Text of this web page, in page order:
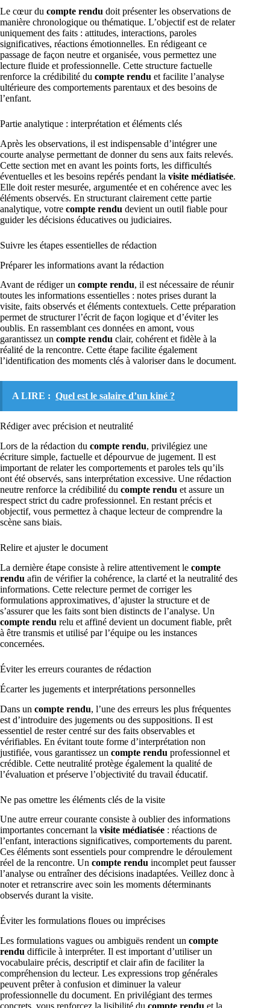
Le cœur du compte rendu doit présenter les observations de
manière chronologique ou thématique. L’objectif est de relater
uniquement des faits : attitudes, interactions, paroles
significatives, réactions émotionnelles. En rédigeant ce
passage de façon neutre et organisée, vous permettez une
lecture fluide et professionnelle. Cette structure factuelle
renforce la crédibilité du compte rendu et facilite l’analyse
ultérieure des comportements parentaux et des besoins de
l’enfant.
Partie analytique : interprétation et éléments clés
Après les observations, il est indispensable d’intégrer une
courte analyse permettant de donner du sens aux faits relevés.
Cette section met en avant les points forts, les difficultés
éventuelles et les besoins repérés pendant la visite médiatisée.
Elle doit rester mesurée, argumentée et en cohérence avec les
éléments observés. En structurant clairement cette partie
analytique, votre compte rendu devient un outil fiable pour
guider les décisions éducatives ou judiciaires.
Suivre les étapes essentielles de rédaction
Préparer les informations avant la rédaction
Avant de rédiger un compte rendu, il est nécessaire de réunir
toutes les informations essentielles : notes prises durant la
visite, faits observés et éléments contextuels. Cette préparation
permet de structurer l’écrit de façon logique et d’éviter les
oublis. En rassemblant ces données en amont, vous
garantissez un compte rendu clair, cohérent et fidèle à la
réalité de la rencontre. Cette étape facilite également
l’identification des moments clés à valoriser dans le document.
A LIRE : Quel est le salaire d’un kiné ?
Rédiger avec précision et neutralité
Lors de la rédaction du compte rendu, privilégiez une
écriture simple, factuelle et dépourvue de jugement. Il est
important de relater les comportements et paroles tels qu’ils
ont été observés, sans interprétation excessive. Une rédaction
neutre renforce la crédibilité du compte rendu et assure un
respect strict du cadre professionnel. En restant précis et
objectif, vous permettez à chaque lecteur de comprendre la
scène sans biais.
Relire et ajuster le document
La dernière étape consiste à relire attentivement le compte
rendu afin de vérifier la cohérence, la clarté et la neutralité des
informations. Cette relecture permet de corriger les
formulations approximatives, d’ajuster la structure et de
s’assurer que les faits sont bien distincts de l’analyse. Un
compte rendu relu et affiné devient un document fiable, prêt
à être transmis et utilisé par l’équipe ou les instances
concernées.
Éviter les erreurs courantes de rédaction
Écarter les jugements et interprétations personnelles
Dans un compte rendu, l’une des erreurs les plus fréquentes
est d’introduire des jugements ou des suppositions. Il est
essentiel de rester centré sur des faits observables et
vérifiables. En évitant toute forme d’interprétation non
justifiée, vous garantissez un compte rendu professionnel et
crédible. Cette neutralité protège également la qualité de
l’évaluation et préserve l’objectivité du travail éducatif.
Ne pas omettre les éléments clés de la visite
Une autre erreur courante consiste à oublier des informations
importantes concernant la visite médiatisée : réactions de
l’enfant, interactions significatives, comportements du parent.
Ces éléments sont essentiels pour comprendre le déroulement
réel de la rencontre. Un compte rendu incomplet peut fausser
l’analyse ou entraîner des décisions inadaptées. Veillez donc à
noter et retranscrire avec soin les moments déterminants
observés durant la visite.
Éviter les formulations floues ou imprécises
Les formulations vagues ou ambiguës rendent un compte
rendu difficile à interpréter. Il est important d’utiliser un
vocabulaire précis, descriptif et clair afin de faciliter la
compréhension du lecteur. Les expressions trop générales
peuvent prêter à confusion et diminuer la valeur
professionnelle du document. En privilégiant des termes